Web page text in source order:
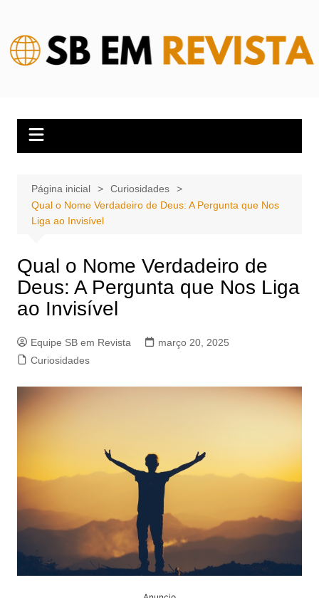
conteúdo
Página inicial
Curiosidades
Qual o Nome Verdadeiro de Deus: A Pergunta que Nos
Liga ao Invisível
Qual o Nome Verdadeiro de
Deus: A Pergunta que Nos Liga
ao Invisível
Equipe SB em Revista
março 20, 2025
Curiosidades